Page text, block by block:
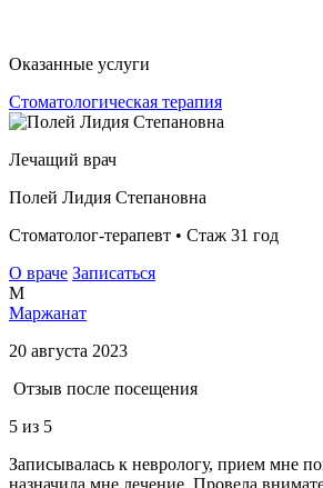
Оказанные услуги
Стоматологическая терапия
Лечащий врач
Полей Лидия Степановна
Стоматолог-терапевт • Стаж 31 год
О враче Записаться
М
Маржанат
20 августа 2023
Отзыв после посещения
5 из 5
Записывалась к неврологу, прием мне